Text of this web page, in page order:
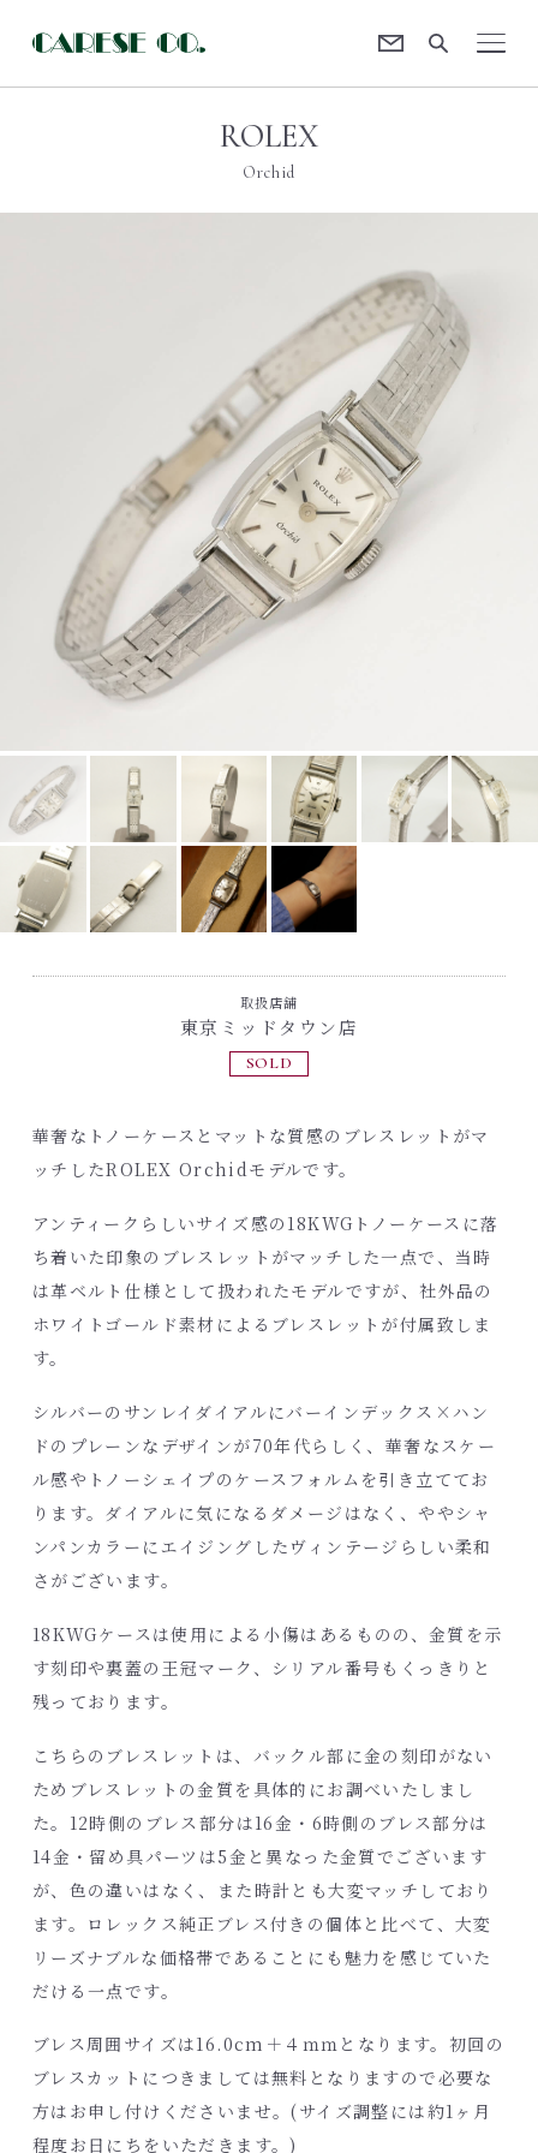
ROLEX
Orchid
取扱店舗
東京ミッドタウン店
SOLD
華奢なトノーケースとマットな質感のブレスレットがマ
ッチしたROLEX Orchidモデルです。
アンティークらしいサイズ感の18KWGトノーケースに落
ち着いた印象のブレスレットがマッチした一点で、当時
は革ベルト仕様として扱われたモデルですが、社外品の
ホワイトゴールド素材によるブレスレットが付属致しま
す。
シルバーのサンレイダイアルにバーインデックス×ハン
ドのプレーンなデザインが70年代らしく、華奢なスケー
ル感やトノーシェイプのケースフォルムを引き立ててお
ります。ダイアルに気になるダメージはなく、ややシャ
ンパンカラーにエイジングしたヴィンテージらしい柔和
さがございます。
18KWGケースは使用による小傷はあるものの、金質を示
す刻印や裏蓋の王冠マーク、シリアル番号もくっきりと
残っております。
こちらのブレスレットは、バックル部に金の刻印がない
ためブレスレットの金質を具体的にお調べいたしまし
た。12時側のブレス部分は16金・6時側のブレス部分は
14金・留め具パーツは5金と異なった金質でございます
が、色の違いはなく、また時計とも大変マッチしており
ます。ロレックス純正ブレス付きの個体と比べて、大変
リーズナブルな価格帯であることにも魅力を感じていた
だける一点です。
ブレス周囲サイズは16.0cm＋４ｍｍとなります。初回の
ブレスカットにつきましては無料となりますので必要な
方はお申し付けくださいませ。(サイズ調整には約1ヶ月
程度お日にちをいただきます。)